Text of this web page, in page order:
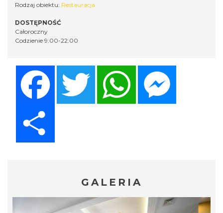
Rodzaj obiektu: Restauracja
DOSTĘPNOŚĆ
Całoroczny
Codzienie 9:00-22:00
Twitter WhatsApp
GALERIA